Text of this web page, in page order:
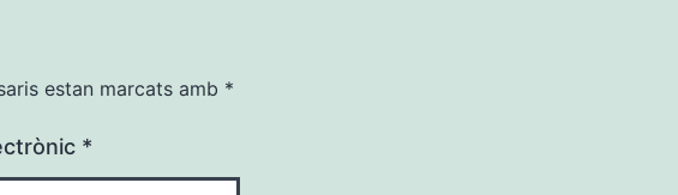
estan marcats amb *
*